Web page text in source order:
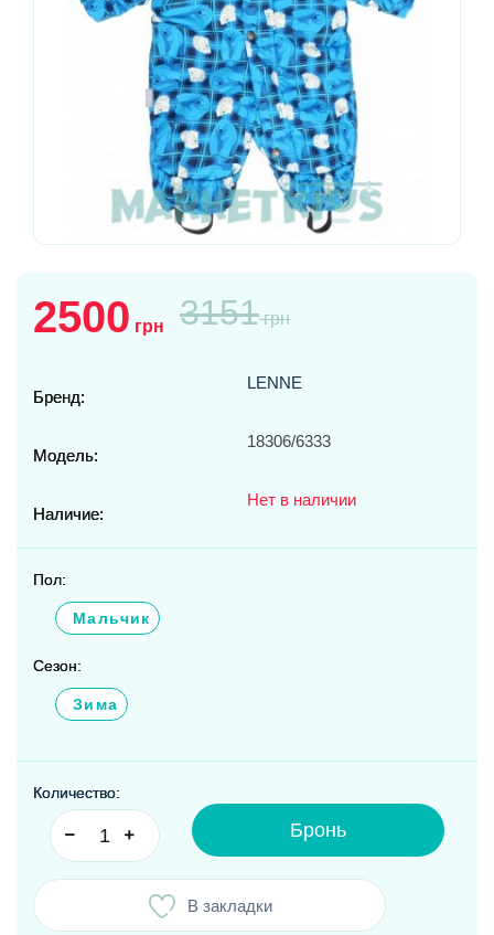
2500 грн 3151грн
Бренд:
LENNE
Модель:
18306/6333
Наличие:
Нет в наличии
Пол:
Мальчик
Сезон:
Зима
Количество:
Бронь
В закладки